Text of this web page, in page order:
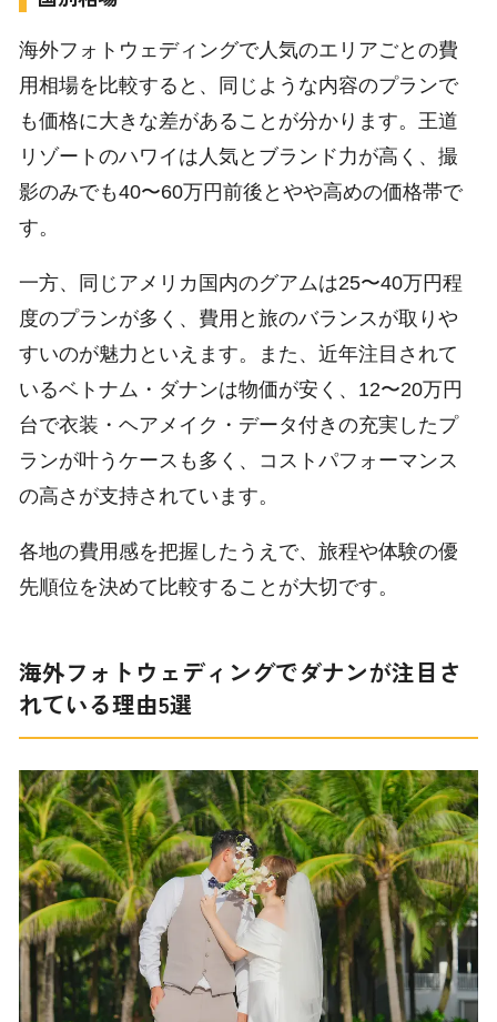
海外フォトウェディングで人気のエリアごとの費
用相場を比較すると、同じような内容のプランで
も価格に大きな差があることが分かります。王道
リゾートのハワイは人気とブランド力が高く、撮
影のみでも40〜60万円前後とやや高めの価格帯で
す。
一方、同じアメリカ国内のグアムは25〜40万円程
度のプランが多く、費用と旅のバランスが取りや
すいのが魅力といえます。また、近年注目されて
いるベトナム・ダナンは物価が安く、12〜20万円
台で衣装・ヘアメイク・データ付きの充実したプ
ランが叶うケースも多く、コストパフォーマンス
の高さが支持されています。
各地の費用感を把握したうえで、旅程や体験の優
先順位を決めて比較することが大切です。
海外フォトウェディングでダナンが注目さ
れている理由5選